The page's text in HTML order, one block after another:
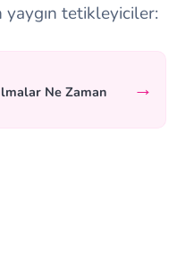
yaygın tetikleyiciler:
Ne Zaman
→